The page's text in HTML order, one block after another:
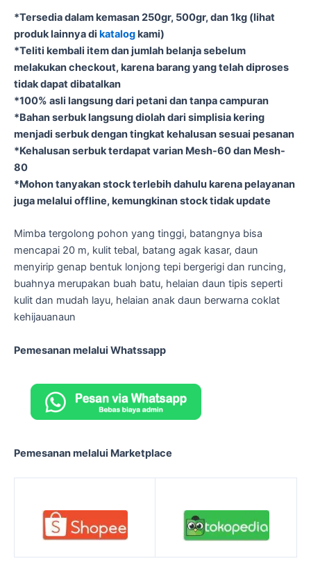
*Tersedia dalam kemasan 250gr, 500gr, dan 1kg (lihat
produk lainnya di katalogkami)
*Teliti kembali item dan jumlah belanja sebelum
melakukan checkout, karena barang yang telah diproses
tidak dapat dibatalkan
*100% asli langsung dari petani dan tanpa campuran
*Bahan serbuk langsung diolah dari simplisia kering
menjadi serbuk dengan tingkat kehalusan sesuai pesanan
*Kehalusan serbuk terdapat varian Mesh-60 dan Mesh-
80
*Mohon tanyakan stock terlebih dahulu karena pelayanan
juga melalui offline, kemungkinan stock tidak update
Mimba tergolong pohon yang tinggi, batangnya bisa
mencapai 20 m, kulit tebal, batang agak kasar, daun
menyirip genap bentuk lonjong tepi bergerigi dan runcing,
buahnya merupakan buah batu, helaian daun tipis seperti
kulit dan mudah layu, helaian anak daun berwarna coklat
kehijauanaun
Pemesanan melalui Whatssapp
Pemesanan melalui Marketplace